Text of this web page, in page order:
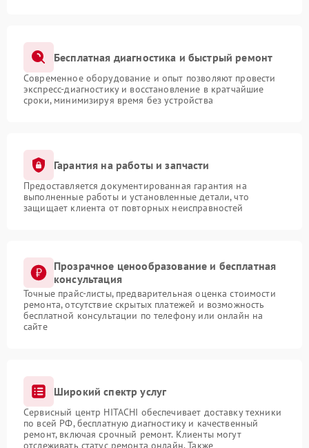
Бесплатная диагностика и быстрый ремонт
Современное оборудование и опыт позволяют провести
экспресс-диагностику и восстановление в кратчайшие
сроки, минимизируя время без устройства
Гарантия на работы и запчасти
Предоставляется документированная гарантия на
выполненные работы и установленные детали, что
защищает клиента от повторных неисправностей
Прозрачное ценообразование и бесплатная
консультация
Точные прайс-листы, предварительная оценка стоимости
ремонта, отсутствие скрытых платежей и возможность
бесплатной консультации по телефону или онлайн на
сайте
Широкий спектр услуг
Сервисный центр HITACHI обеспечивает доставку техники
по всей РФ, бесплатную диагностику и качественный
ремонт, включая срочный ремонт. Клиенты могут